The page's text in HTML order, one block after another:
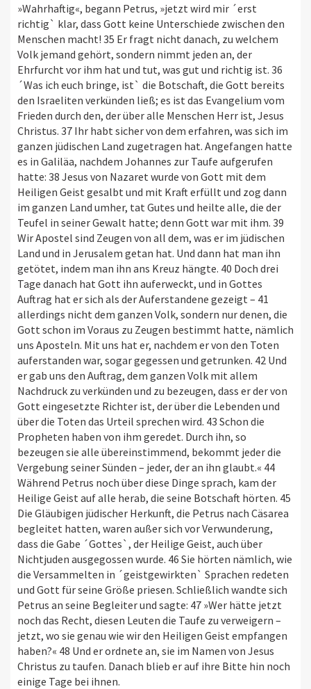
»Wahrhaftig«, begann Petrus, »jetzt wird mir ´erst
richtig` klar, dass Gott keine Unterschiede zwischen den
Menschen macht! 35 Er fragt nicht danach, zu welchem
Volk jemand gehört, sondern nimmt jeden an, der
Ehrfurcht vor ihm hat und tut, was gut und richtig ist. 36
´Was ich euch bringe, ist` die Botschaft, die Gott bereits
den Israeliten verkünden ließ; es ist das Evangelium vom
Frieden durch den, der über alle Menschen Herr ist, Jesus
Christus. 37 Ihr habt sicher von dem erfahren, was sich im
ganzen jüdischen Land zugetragen hat. Angefangen hatte
es in Galiläa, nachdem Johannes zur Taufe aufgerufen
hatte: 38 Jesus von Nazaret wurde von Gott mit dem
Heiligen Geist gesalbt und mit Kraft erfüllt und zog dann
im ganzen Land umher, tat Gutes und heilte alle, die der
Teufel in seiner Gewalt hatte; denn Gott war mit ihm. 39
Wir Apostel sind Zeugen von all dem, was er im jüdischen
Land und in Jerusalem getan hat. Und dann hat man ihn
getötet, indem man ihn ans Kreuz hängte. 40 Doch drei
Tage danach hat Gott ihn auferweckt, und in Gottes
Auftrag hat er sich als der Auferstandene gezeigt – 41
allerdings nicht dem ganzen Volk, sondern nur denen, die
Gott schon im Voraus zu Zeugen bestimmt hatte, nämlich
uns Aposteln. Mit uns hat er, nachdem er von den Toten
auferstanden war, sogar gegessen und getrunken. 42 Und
er gab uns den Auftrag, dem ganzen Volk mit allem
Nachdruck zu verkünden und zu bezeugen, dass er der von
Gott eingesetzte Richter ist, der über die Lebenden und
über die Toten das Urteil sprechen wird. 43 Schon die
Propheten haben von ihm geredet. Durch ihn, so
bezeugen sie alle übereinstimmend, bekommt jeder die
Vergebung seiner Sünden – jeder, der an ihn glaubt.« 44
Während Petrus noch über diese Dinge sprach, kam der
Heilige Geist auf alle herab, die seine Botschaft hörten. 45
Die Gläubigen jüdischer Herkunft, die Petrus nach Cäsarea
begleitet hatten, waren außer sich vor Verwunderung,
dass die Gabe ´Gottes`, der Heilige Geist, auch über
Nichtjuden ausgegossen wurde. 46 Sie hörten nämlich, wie
die Versammelten in ´geistgewirkten` Sprachen redeten
und Gott für seine Größe priesen. Schließlich wandte sich
Petrus an seine Begleiter und sagte: 47 »Wer hätte jetzt
noch das Recht, diesen Leuten die Taufe zu verweigern –
jetzt, wo sie genau wie wir den Heiligen Geist empfangen
haben?« 48 Und er ordnete an, sie im Namen von Jesus
Christus zu taufen. Danach blieb er auf ihre Bitte hin noch
einige Tage bei ihnen.